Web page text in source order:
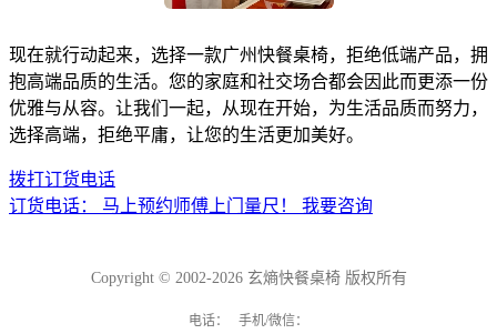
现在就行动起来，选择一款广州快餐桌椅，拒绝低端产品，拥
抱高端品质的生活。您的家庭和社交场合都会因此而更添一份
优雅与从容。让我们一起，从现在开始，为生活品质而努力，
选择高端，拒绝平庸，让您的生活更加美好。
拨打订货电话
订货电话：
马上预约师傅上门量尺！ 我要咨询
Copyright © 2002-2026 玄熵快餐桌椅 版权所有
电话： 手机/微信：